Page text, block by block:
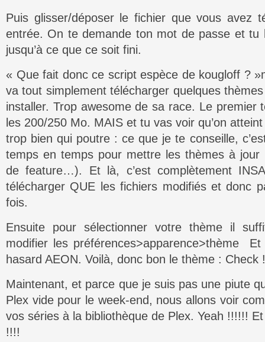
Puis glisser/déposer le fichier que vous avez
entrée. On te demande ton mot de passe et tu
jusqu’à ce que ce soit fini.
« Que fait donc ce script espèce de kougloff ?
va tout simplement télécharger quelques
installer. Trop awesome de sa race. Le premier
les 200/250 Mo. MAIS et tu vas voir qu’on
trop bien qui poutre : ce que je te conseille,
temps en temps pour mettre les thèmes à jour
de feature…). Et là, c’est complètement
télécharger QUE les fichiers modifiés et donc
fois.
Ensuite pour sélectionner votre thème il
modifier les préférences>apparence>thème
hasard AEON. Voilà, donc bon le thème : Check !
Maintenant, et parce que je suis pas une piute
Plex vide pour le week-end, nous allons voir
vos séries à la bibliothèque de Plex. Yeah !!!!!!
!!!!